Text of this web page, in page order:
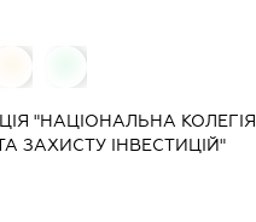
"НАЦІОНАЛЬНА КОЛЕГІЯ
ЗАХИСТУ ІНВЕСТИЦІЙ"